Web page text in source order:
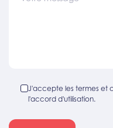
J'accepte les termes et
l'accord d'utilisation.